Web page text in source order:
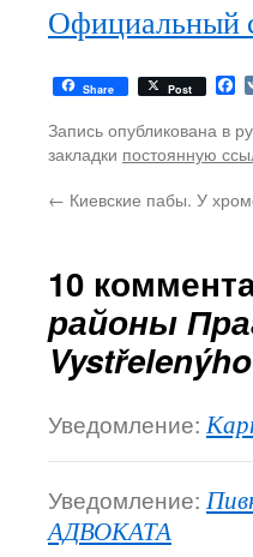
Официальный
Share Post
Запись опубликована в
закладки постоянную
← Киевские пабы. У
10
районы
Уведомление:
Уведомление:
АДВОКАТА